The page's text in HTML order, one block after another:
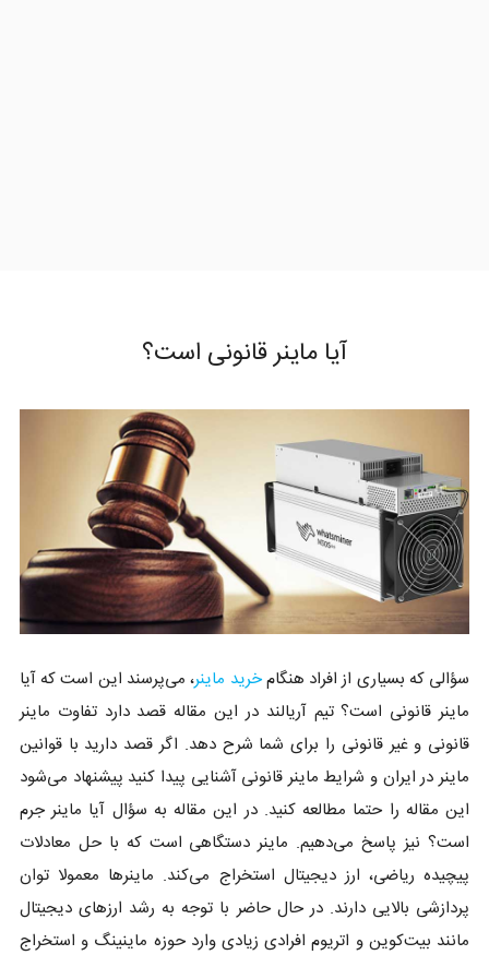
آیا ماینر قانونی است؟
سؤالی که بسیاری از افراد هنگامخرید ماینر، می‌پرسند این است که آیا
ماینر قانونی است؟ تیم آریالند در این مقاله قصد دارد تفاوت ماینر
قانونی و غیر قانونی را برای شما شرح دهد. اگر قصد دارید با قوانین
ماینر در ایران و شرایط ماینر قانونی آشنایی پیدا کنید پیشنهاد می‌شود
این مقاله را حتما مطالعه کنید. در این مقاله به سؤال آیا ماینر جرم
است؟ نیز پاسخ می‌دهیم. ماینر دستگاهی است که با حل معادلات
پیچیده ریاضی، ارز دیجیتال استخراج می‌کند. ماینرها معمولا توان
پردازشی بالایی دارند. در حال حاضر با توجه به رشد ارزهای دیجیتال
مانند بیت‌کوین و اتریوم افرادی زیادی وارد حوزه ماینینگ و استخراج